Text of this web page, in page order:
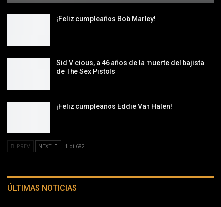
¡Feliz cumpleaños Bob Marley!
Sid Vicious, a 46 años de la muerte del bajista
de The Sex Pistols
¡Feliz cumpleaños Eddie Van Halen!
PREV NEXT 1 of 682
ÚLTIMAS NOTICIAS